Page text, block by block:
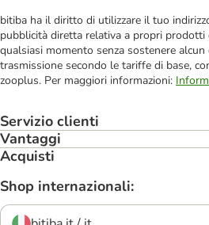
bitiba ha il diritto di utilizzare il tuo
pubblicità diretta relativa a propri
qualsiasi momento senza sostenere
trasmissione secondo le tariffe di base,
zooplus. Per maggiori informazioni:
Servizio clienti
Vantaggi
Acquisti
Shop internazionali: